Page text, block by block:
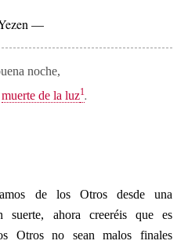
—
noche,
muerte de la luz1.
de los Otros desde una
suerte, ahora creeréis que es
Otros no sean malos finales